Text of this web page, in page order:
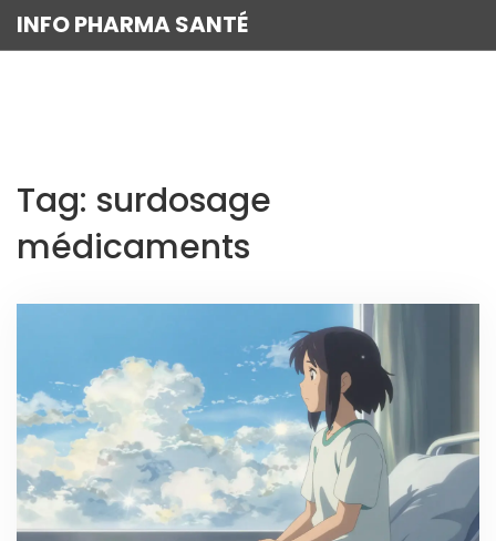
INFO PHARMA SANTÉ
Tag: surdosage
médicaments